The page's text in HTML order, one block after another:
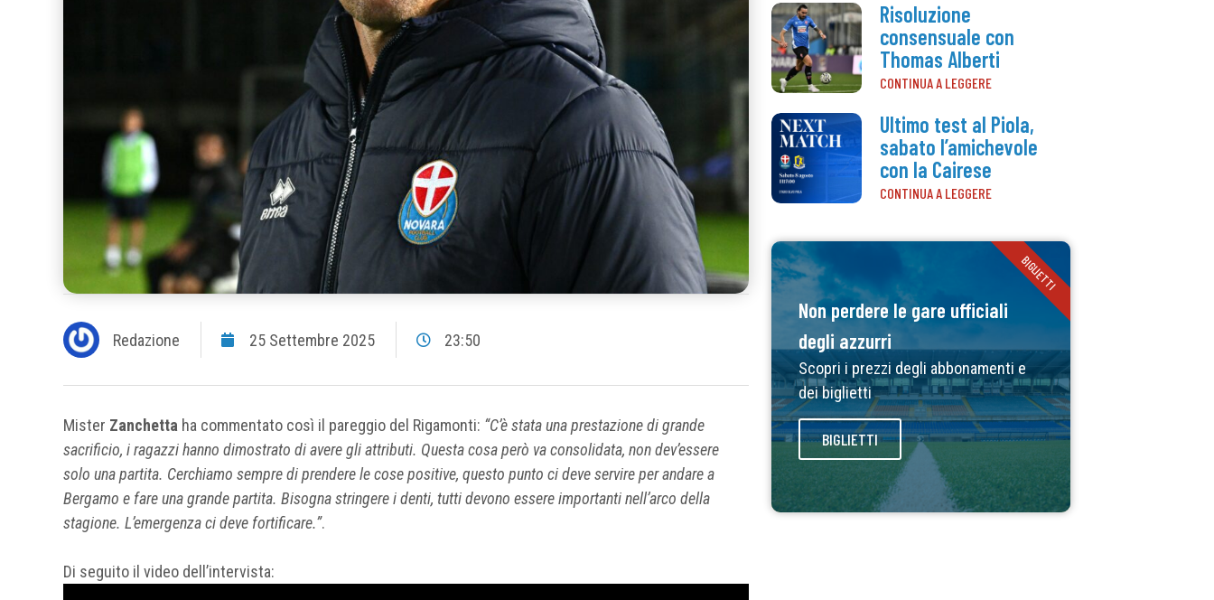
Redazione 25 Settembre 2025 23:50
Mister Zanchetta ha commentato così il pareggio del Rigamonti: “C’è stata una prestazione di grande
sacrificio, i ragazzi hanno dimostrato di avere gli attributi. Questa cosa però va consolidata, non dev’essere
solo una partita. Cerchiamo sempre di prendere le cose positive, questo punto ci deve servire per andare a
Bergamo e fare una grande partita. Bisogna stringere i denti, tutti devono essere importanti nell’arco della
stagione. L’emergenza ci deve fortificare.”.
Di seguito il video dell’intervista:
Risoluzione
consensuale con
Thomas Alberti
CONTINUA A LEGGERE
Ultimo test al Piola,
sabato l’amichevole
con la Cairese
CONTINUA A LEGGERE
Non perdere le gare ufficiali
degli azzurri
Scopri i prezzi degli abbonamenti e
dei biglietti
BIGLIETTI
BIGLIETTI